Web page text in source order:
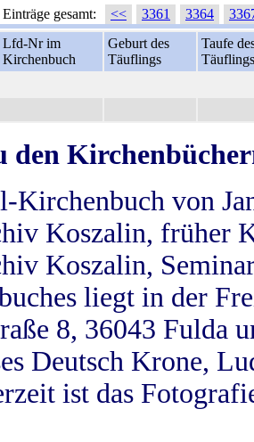
gesamt: << 3361 3364
Lfd-Nr im
Kirchenbuch
Geburt des
Täuflings
Taufe
Täuflings
den
Kirchenbuch von
Koszalin, früher
Koszalin,
liegt in der
8, 36043 Fulda
Deutsch Krone,
ist das